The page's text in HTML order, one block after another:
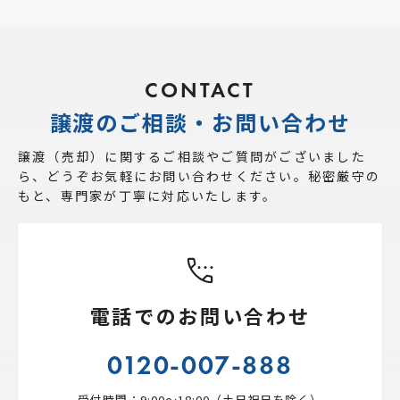
CONTACT
譲渡のご相談・お問い合わせ
譲渡（売却）に関するご相談やご質問がございました
ら、 どうぞお気軽にお問い合わせください。秘密厳守の
もと、専門家が丁寧に対応いたします。
電話でのお問い合わせ
0120-007-888